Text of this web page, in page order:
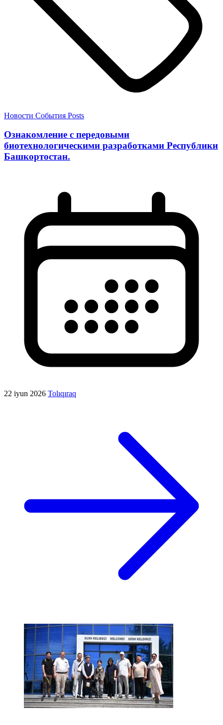
Новости События Posts
Ознакомление с передовыми
биотехнологическими разработками Республики
Башкортостан.
22 iyun 2026 Tolıqıraq